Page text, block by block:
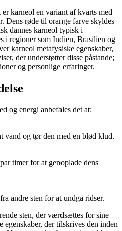
karneol en variant af kvarts med
Dens røde til orange farve skyldes
dannes karneol typisk i
i regioner som Indien, Brasilien og
karneol metafysiske egenskaber,
der understøtter disse påstande;
og personlige erfaringer.
og energi anbefales det at:
vand og tør den med en blød klud.
timer for at genoplade dens
andre sten for at undgå ridser.
sten, der værdsættes for sine
egenskaber, der tilskrives den inden